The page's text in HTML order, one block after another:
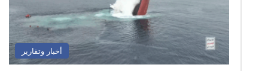
أخبار وتقارير